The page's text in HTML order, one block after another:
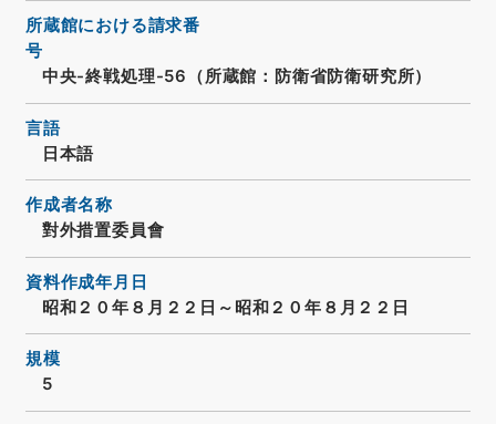
所蔵館における請求番
号
中央-終戦処理-56（所蔵館：防衛省防衛研究所）
言語
日本語
作成者名称
對外措置委員會
資料作成年月日
昭和２０年８月２２日～昭和２０年８月２２日
規模
5